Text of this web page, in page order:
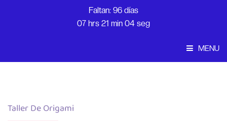
Faltan: 96 días
07 hrs 21 min 04 seg
MENU
Inicio
Taller De Origami